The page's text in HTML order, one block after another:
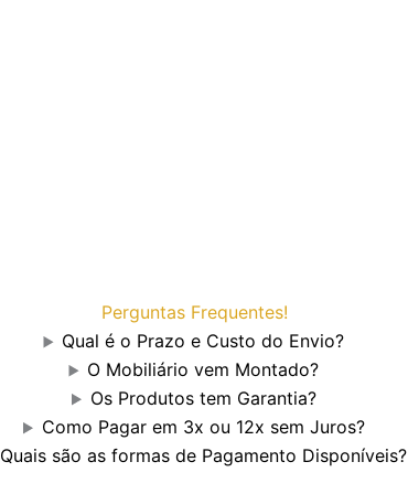
Perguntas Frequentes!
Qual é o Prazo e Custo do Envio?
O Mobiliário vem Montado?
Os Produtos tem Garantia?
Como Pagar em 3x ou 12x sem Juros?
Quais são as formas de Pagamento Disponíveis?